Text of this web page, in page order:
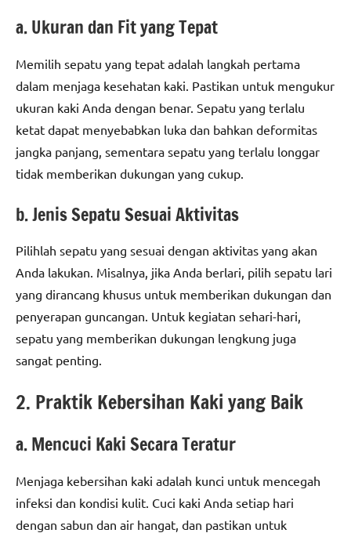
a. Ukuran dan Fit yang Tepat
Memilih sepatu yang tepat adalah langkah pertama
dalam menjaga kesehatan kaki. Pastikan untuk mengukur
ukuran kaki Anda dengan benar. Sepatu yang terlalu
ketat dapat menyebabkan luka dan bahkan deformitas
jangka panjang, sementara sepatu yang terlalu longgar
tidak memberikan dukungan yang cukup.
b. Jenis Sepatu Sesuai Aktivitas
Pilihlah sepatu yang sesuai dengan aktivitas yang akan
Anda lakukan. Misalnya, jika Anda berlari, pilih sepatu lari
yang dirancang khusus untuk memberikan dukungan dan
penyerapan guncangan. Untuk kegiatan sehari-hari,
sepatu yang memberikan dukungan lengkung juga
sangat penting.
2. Praktik Kebersihan Kaki yang Baik
a. Mencuci Kaki Secara Teratur
Menjaga kebersihan kaki adalah kunci untuk mencegah
infeksi dan kondisi kulit. Cuci kaki Anda setiap hari
dengan sabun dan air hangat, dan pastikan untuk